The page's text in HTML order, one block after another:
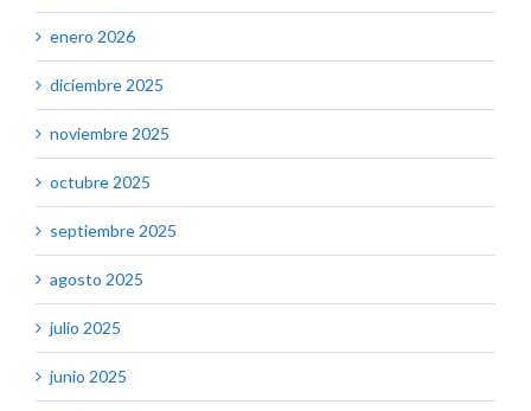
enero 2026
diciembre 2025
noviembre 2025
octubre 2025
septiembre 2025
agosto 2025
julio 2025
junio 2025